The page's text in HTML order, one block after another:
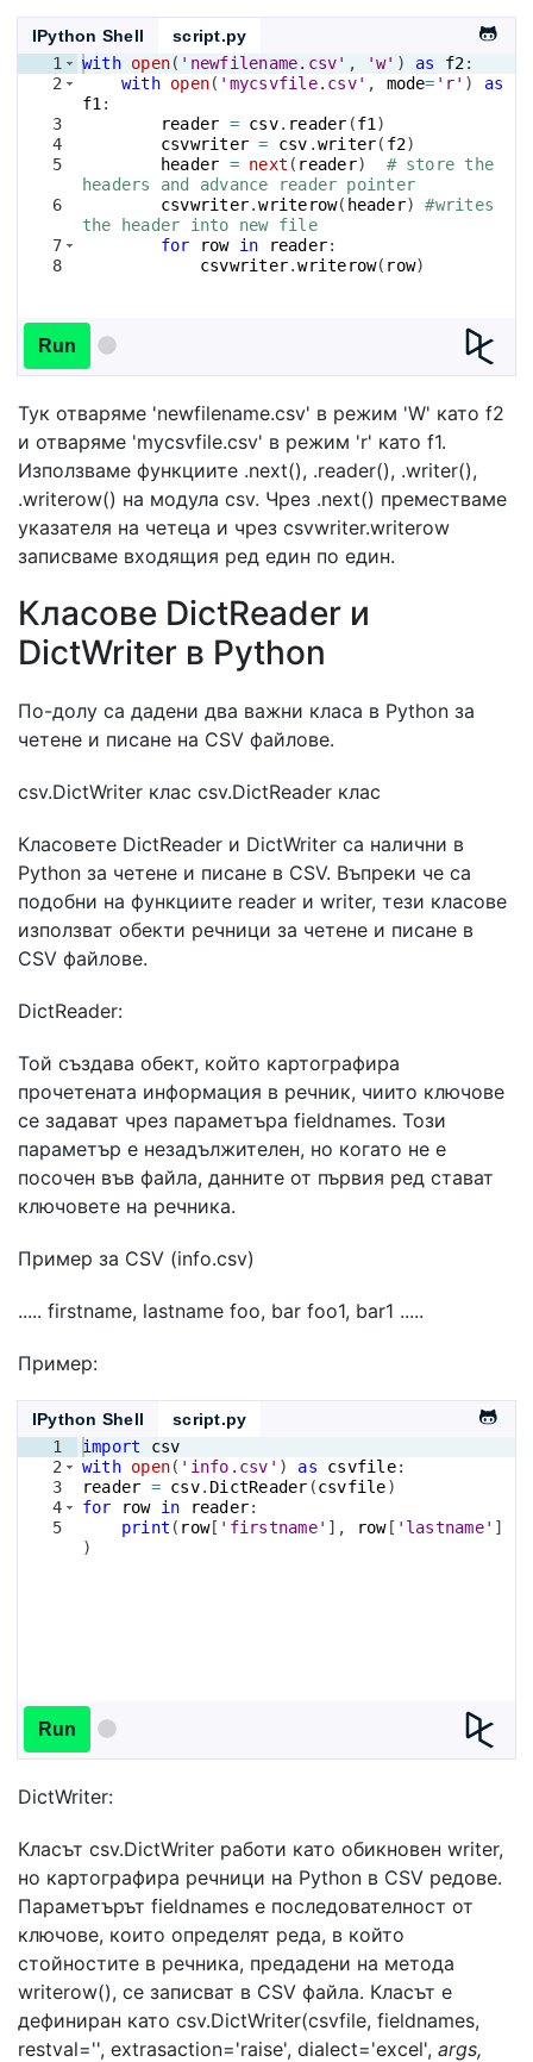
IPython Shell
script.py
1
2
3
4
5
6
7
8
with open( 'newfilename.csv' , 'w' ) as f2:
with open( 'mycsvfile.csv' , mode= 'r' )
as
f1 :
reader = csv. reader (f1 )
csvwriter = csv .writer( f2)
header = next ( reader)
# store the
headers and advance reader pointer
csvwriter.writerow( header)
#writes
the header into new file
for
row in reader:
csvwriter.writerow( row)
Run
Тук отваряме 'newfilename.csv' в режим 'W' като f2
и отваряме 'mycsvfile.csv' в режим 'r' като f1.
Използваме функциите .next(), .reader(), .writer(),
.writerow() на модула csv. Чрез .next() преместваме
указателя на четеца и чрез csvwriter.writerow
записваме входящия ред един по един.
Класове DictReader и
DictWriter в Python
По-долу са дадени два важни класа в Python за
четене и писане на CSV файлове.
csv.DictWriter клас csv.DictReader клас
Класовете DictReader и DictWriter са налични в
Python за четене и писане в CSV. Въпреки че са
подобни на функциите reader и writer, тези класове
използват обекти речници за четене и писане в
CSV файлове.
DictReader:
Той създава обект, който картографира
прочетената информация в речник, чиито ключове
се задават чрез параметъра fieldnames. Този
параметър е незадължителен, но когато не е
посочен във файла, данните от първия ред стават
ключовете на речника.
Пример за CSV (info.csv)
..... firstname, lastname foo, bar foo1, bar1 .....
Пример:
IPython Shell
script.py
1
2
3
4
5
import
csv
with open( 'info.csv' ) as csvfile:
reader = csv. DictReader (csvfile)
for
row in reader:
print ( row[ 'firstname' ] , row[ 'lastname' ]
)
Run
DictWriter:
Класът csv.DictWriter работи като обикновен writer,
но картографира речници на Python в CSV редове.
Параметърът fieldnames е последователност от
ключове, които определят реда, в който
стойностите в речника, предадени на метода
writerow(), се записват в CSV файла. Класът е
дефиниран като csv.DictWriter(csvfile, fieldnames,
restval='', extrasaction='raise', dialect='excel', args,